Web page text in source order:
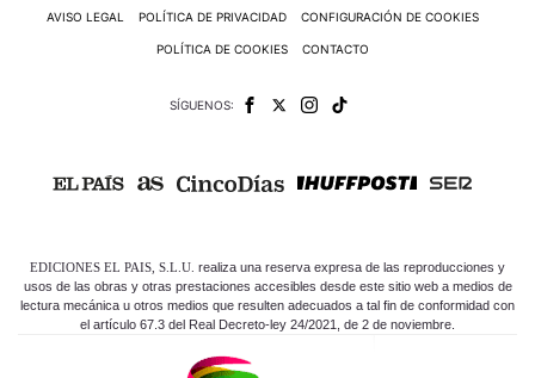
AVISO LEGAL POLÍTICA DE PRIVACIDAD CONFIGURACIÓN DE COOKIES
POLÍTICA DE COOKIES CONTACTO
SÍGUENOS:
EDICIONES EL PAIS, S.L.U. realiza una reserva expresa de las reproducciones y
usos de las obras y otras prestaciones accesibles desde este sitio web a medios de
lectura mecánica u otros medios que resulten adecuados a tal fin de conformidad con
el artículo 67.3 del Real Decreto-ley 24/2021, de 2 de noviembre.